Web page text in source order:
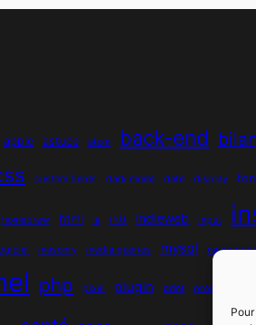
apple astuce atom back-end bilan
custom fields dark mode date display
homebrew html ia ifttt indieweb input
masonry media queries mysql navigation
php pixel plugin print